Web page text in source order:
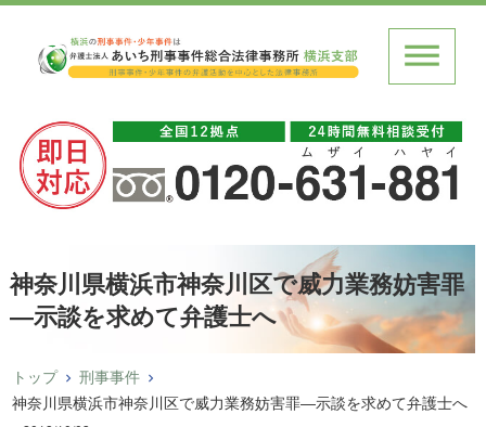
神奈川県横浜市神奈川区で威力業務妨害罪
―示談を求めて弁護士へ
トップ
刑事事件
神奈川県横浜市神奈川区で威力業務妨害罪―示談を求めて弁護士へ